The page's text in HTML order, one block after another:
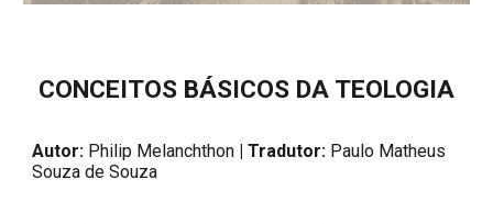
CONCEITOS BÁSICOS DA TEOLOGIA
Autor: Philip Melanchthon | Tradutor: Paulo Matheus
Souza de Souza